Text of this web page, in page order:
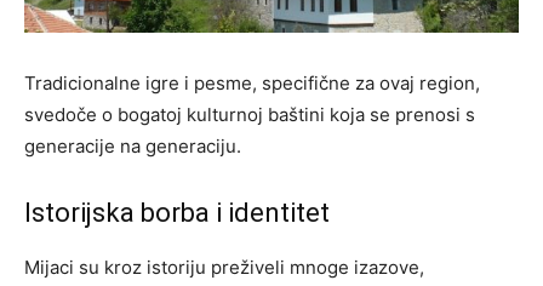
Tradicionalne igre i pesme, specifične za ovaj region,
svedoče o bogatoj kulturnoj baštini koja se prenosi s
generacije na generaciju.
Istorijska borba i identitet
Mijaci su kroz istoriju preživeli mnoge izazove,